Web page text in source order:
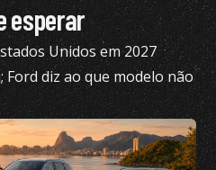
esperar
Unidos em 2027
diz ao que modelo não
no momento